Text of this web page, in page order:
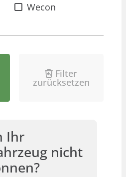
Wecon
Filter
zurücksetzen
Ihr
nicht